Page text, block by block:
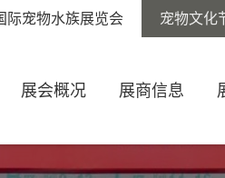
际宠物水族展览会 宠物文化
展会概况 展商信息